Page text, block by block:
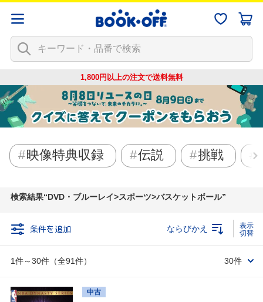
1,800円以上の注文で送料無料
映像特典収録 伝説 挑戦
検索結果 DVD・ブルーレイ>スポーツ>バスケットボール
条件を追加
1件～30件（全91件）
ならびかえ
30件
中古